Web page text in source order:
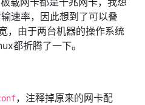
速率，因此想到了可以叠
，由于两台机器的操作系统
都折腾了一下。
，注释掉原来的网卡配